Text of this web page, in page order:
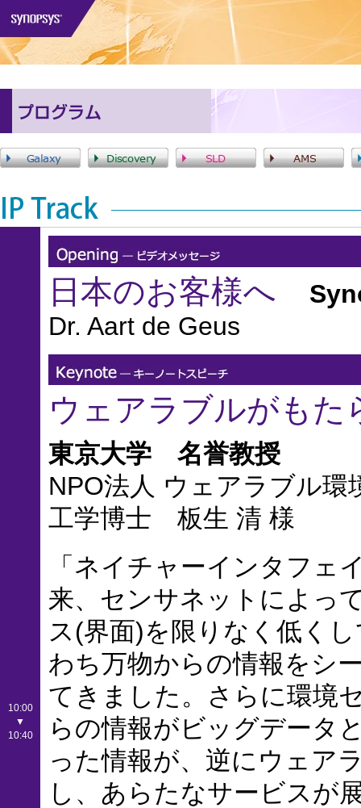
10:00
▼
10:40
日本のお客様へ
Dr. Aart de Geus
ウェアラブルがもた
東京大学 名誉教授
NPO法人 ウェアラブル
工学博士 板生 清 様
「ネイチャーインタフェ
来、センサネットによっ
ス(界面)を限りなく低く
わち万物からの情報をシ
てきました。さらに環境
らの情報がビッグデータ
った情報が、逆にウェア
し、あらたなサービスが